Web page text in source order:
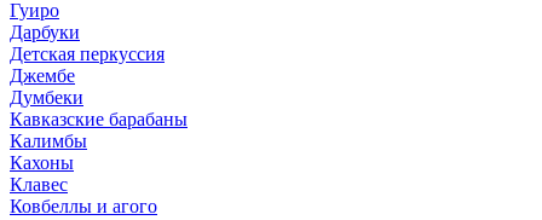
Гуиро
Дарбуки
Детская перкуссия
Джембе
Думбеки
Кавказские барабаны
Калимбы
Кахоны
Клавес
Ковбеллы и агого